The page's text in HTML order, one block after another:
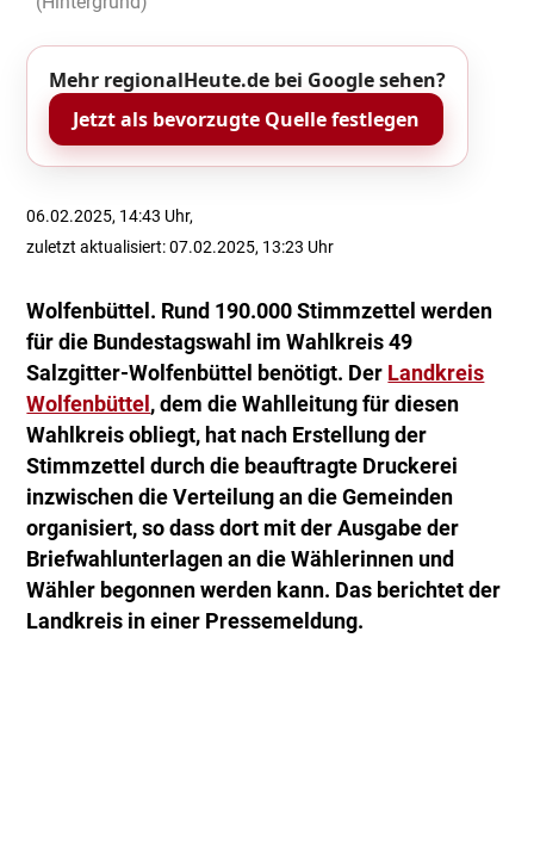
Mehr regionalHeute.de bei Google sehen?
Jetzt als bevorzugte Quelle festlegen
06.02.2025, 14:43 Uhr,
zuletzt aktualisiert: 07.02.2025, 13:23 Uhr
Wolfenbüttel. Rund 190.000 Stimmzettel werden
für die Bundestagswahl im Wahlkreis 49
Salzgitter-Wolfenbüttel benötigt. Der Landkreis
Wolfenbüttel , dem die Wahlleitung für diesen
Wahlkreis obliegt, hat nach Erstellung der
Stimmzettel durch die beauftragte Druckerei
inzwischen die Verteilung an die Gemeinden
organisiert, so dass dort mit der Ausgabe der
Briefwahlunterlagen an die Wählerinnen und
Wähler begonnen werden kann. Das berichtet der
Landkreis in einer Pressemeldung.